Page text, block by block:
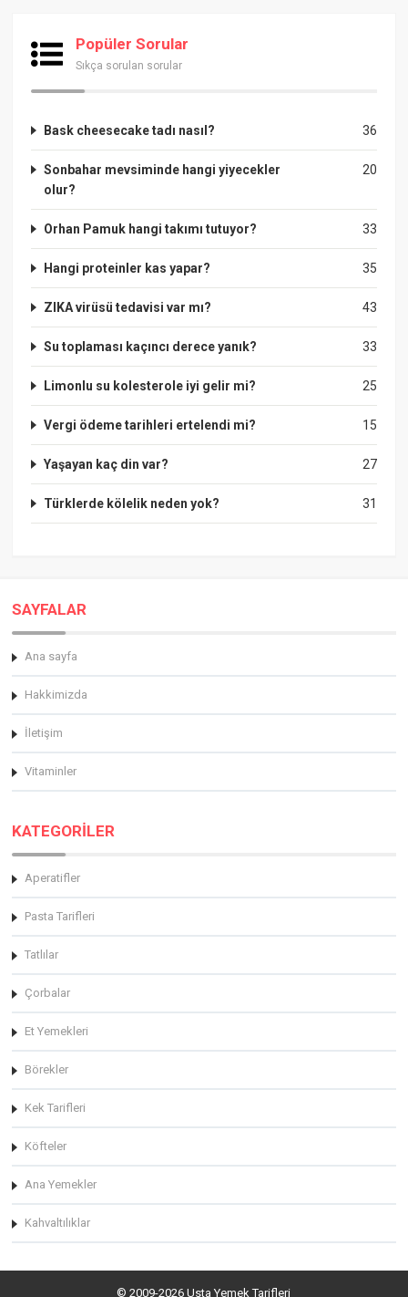
Popüler Sorular
Sıkça sorulan sorular
36
Bask cheesecake tadı nasıl?
20
Sonbahar mevsiminde hangi yiyecekler
olur?
33
Orhan Pamuk hangi takımı tutuyor?
35
Hangi proteinler kas yapar?
43
ZIKA virüsü tedavisi var mı?
33
Su toplaması kaçıncı derece yanık?
25
Limonlu su kolesterole iyi gelir mi?
15
Vergi ödeme tarihleri ertelendi mi?
27
Yaşayan kaç din var?
31
Türklerde kölelik neden yok?
SAYFALAR
Ana sayfa
Hakkimizda
İletişim
Vitaminler
KATEGORİLER
Aperatifler
Pasta Tarifleri
Tatlılar
Çorbalar
Et Yemekleri
Börekler
Kek Tarifleri
Köfteler
Ana Yemekler
Kahvaltılıklar
© 2009-2026 Usta Yemek Tarifleri